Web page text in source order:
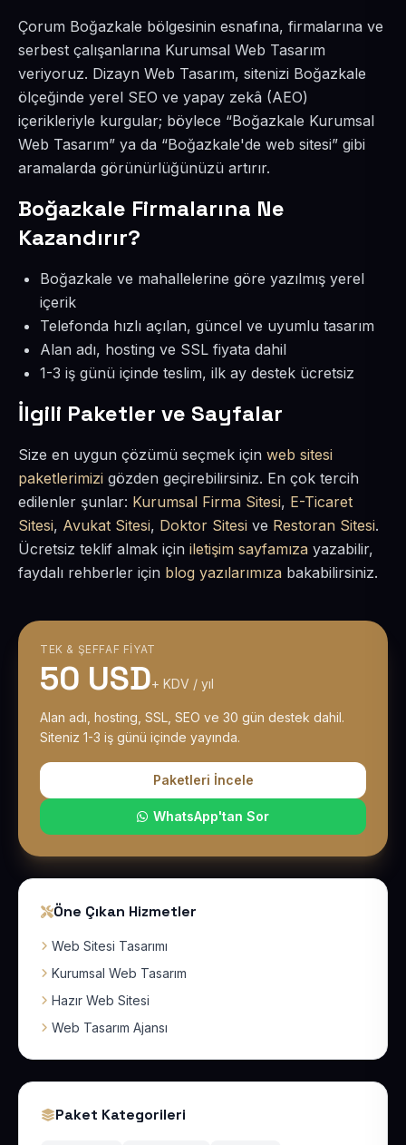
Çorum Boğazkale bölgesinin esnafına, firmalarına ve
serbest çalışanlarına Kurumsal Web Tasarım
veriyoruz. Dizayn Web Tasarım, sitenizi Boğazkale
ölçeğinde yerel SEO ve yapay zekâ (AEO)
içerikleriyle kurgular; böylece “Boğazkale Kurumsal
Web Tasarım” ya da “Boğazkale'de web sitesi” gibi
aramalarda görünürlüğünüzü artırır.
Boğazkale Firmalarına Ne
Kazandırır?
Boğazkale ve mahallelerine göre yazılmış yerel
içerik
Telefonda hızlı açılan, güncel ve uyumlu tasarım
Alan adı, hosting ve SSL fiyata dahil
1-3 iş günü içinde teslim, ilk ay destek ücretsiz
İlgili Paketler ve Sayfalar
Size en uygun çözümü seçmek için web sitesi
paketlerimizi gözden geçirebilirsiniz. En çok tercih
edilenler şunlar: Kurumsal Firma Sitesi, E-Ticaret
Sitesi, Avukat Sitesi, Doktor Sitesi ve Restoran Sitesi.
Ücretsiz teklif almak için iletişim sayfamıza yazabilir,
faydalı rehberler için blog yazılarımıza bakabilirsiniz.
TEK & ŞEFFAF FIYAT
50 USD+ KDV / yıl
Alan adı, hosting, SSL, SEO ve 30 gün destek dahil.
Siteniz 1-3 iş günü içinde yayında.
Paketleri İncele
WhatsApp'tan Sor
Öne Çıkan Hizmetler
Web Sitesi Tasarımı
Kurumsal Web Tasarım
Hazır Web Sitesi
Web Tasarım Ajansı
Paket Kategorileri